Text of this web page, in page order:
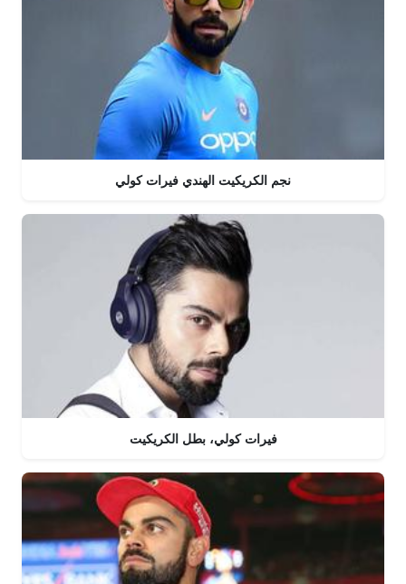
نجم الكريكيت الهندي فيرات كولي
فيرات كولي، بطل الكريكيت